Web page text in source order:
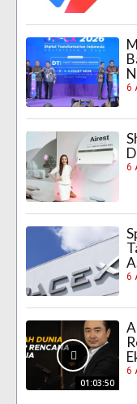
6
6
6
01:03:50
6